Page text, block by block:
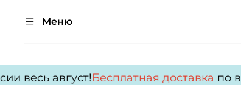
Меню
весь август!Бесплатная доставкапо